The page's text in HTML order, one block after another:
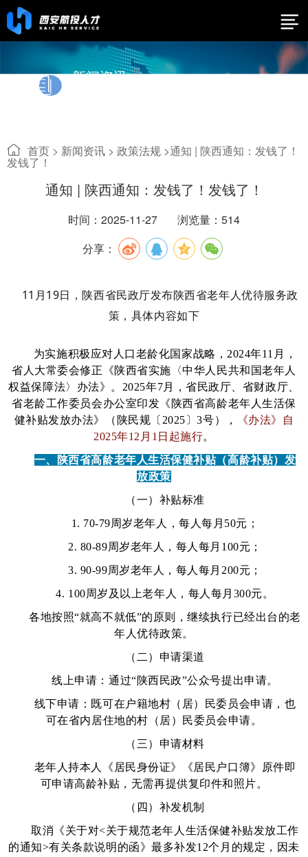
新闻资讯
首页 > 新闻资讯 > 政策法规 >通知 | 陕西通知：发钱了！
发钱了！
通知 | 陕西通知：发钱了！发钱了！
时间：2025-11-27
浏览量：514
分享：
11月19日，陕西省民政厅发布陕西省老年人优待服务政
策，具体内容如下
为实施积极应对人口老龄化国家战略， 2024年11月，
省人大常委会修正《陕西省实施〈中华人民共和国老年人
权益保障法〉办法》。2025年7月，省民政厅、省财政厅、
省老龄工作委员会办公室印发《陕西省高龄老年人生活保
健补贴发放办法》
（陕民规〔 2025〕3号） ，
《办法》自
2025年12月1日起施行。
一、陕西省高龄老年人生活保健补贴（高龄补贴）发
放政策
（一）补贴标准
1. 70-79周岁老年人，每人每月 50元 ；
2. 80-89周岁老年人， 每人每月 100元 ；
3. 90-99周岁老年人， 每人每月 200元 ；
4. 100周岁及以上老年人， 每人每月 300元 。
各地按照“就高不就低”的原则，继续执行已经出台的老
年人优待政策。
（二）申请渠道
线上申请： 通过“陕西民政”公众号提出申请。
线下申请： 既可在户籍地村（居）民委员会申请，也
可在省内居住地的村（居）民委员会申请。
（三）申请材料
老年人持本人《居民身份证》《居民户口簿》原件即
可申请高龄补贴，无需再提供复印件和照片。
（四）补发机制
取消《关于对<关于规范老年人生活保健补贴发放工作
的通知>有关条款说明的函》最多补发12个月的规定，因未